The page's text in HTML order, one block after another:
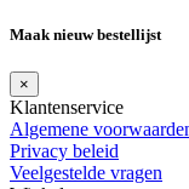
Maak nieuw bestellijst
×
Klantenservice
Algemene
Privacy beleid
Veelgestelde vragen